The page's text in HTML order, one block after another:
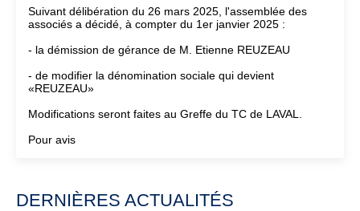
Suivant délibération du 26 mars 2025, l'assemblée des
associés a décidé, à compter du 1er janvier 2025 :
- la démission de gérance de M. Etienne REUZEAU
- de modifier la dénomination sociale qui devient
«REUZEAU»
Modifications seront faites au Greffe du TC de LAVAL.
Pour avis
DERNIÈRES ACTUALITÉS